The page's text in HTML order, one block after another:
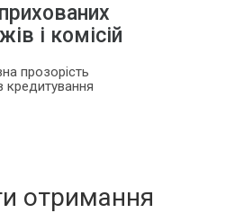
і комісій
прозорість
кредитування
отримання